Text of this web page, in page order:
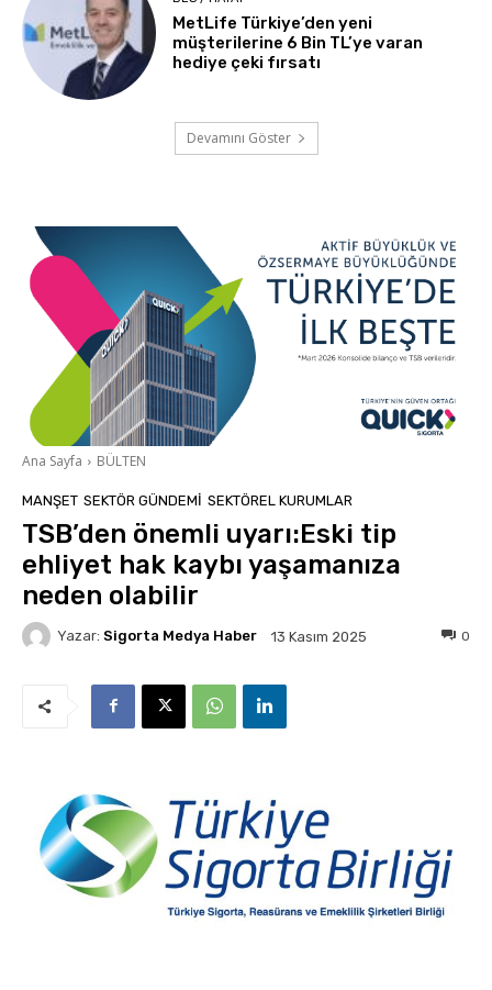
MetLife Türkiye’den yeni
müşterilerine 6 Bin TL’ye varan
hediye çeki fırsatı
Devamını Göster